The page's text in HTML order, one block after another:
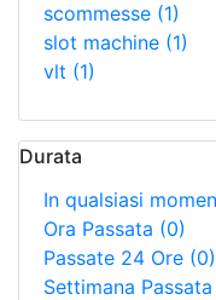
scommesse (1)
slot machine (1)
vlt (1)
Durata
In qualsiasi
Ora Passata (0)
Passate 24 Ore (0)
Settimana Passata